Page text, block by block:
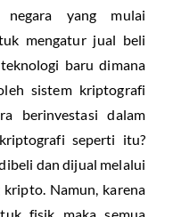
negara yang mulai
mengatur jual beli
baru dimana
sistem kriptografi
berinvestasi dalam
seperti itu?
dan dijual melalui
kripto. Namun, karena